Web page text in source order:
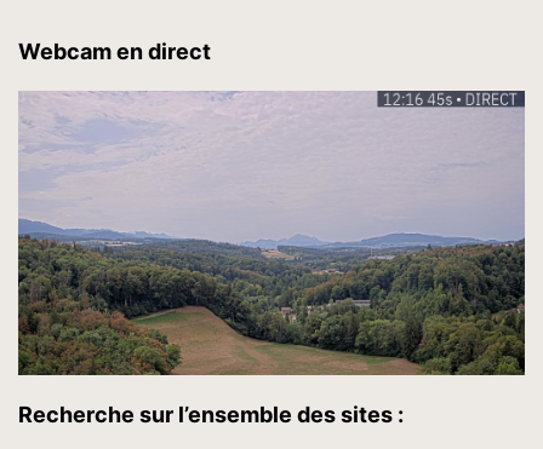
Webcam en direct
Recherche sur l’ensemble des sites :